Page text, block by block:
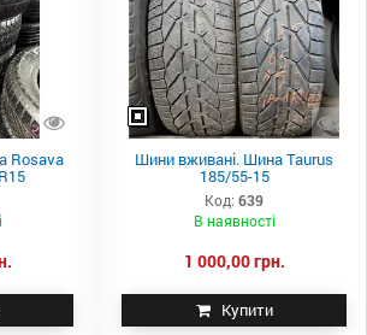
Rosava Шини вживані. Шина Taurus
185/55-15
Код: 639
В наявності
1 000,00 грн.
Купити